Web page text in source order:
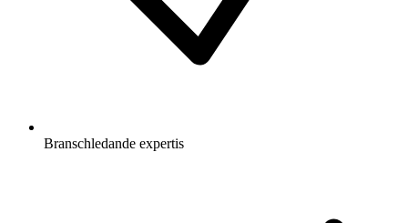
Branschledande expertis